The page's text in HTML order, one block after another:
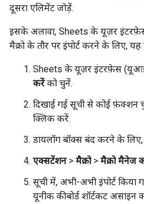
दूसरा एलिमेंट जोड़ें.
इसके अलावा, Sheets के यूज़र
मैक्रो के तौर पर इंपोर्ट करने के लिए,
Sheets के यूज़र इंटरफ़ेस
करेंको चुनें.
दिखाई गई सूची से कोई फ़ंक्शन
क्लिक करें.
डायलॉग बॉक्स बंद करने के लिए,
एक्सटेंशन > मैक्रो > मैक्रो मैनेज
सूची में, अभी-अभी इंपोर्ट किया
यूनीक कीबोर्ड शॉर्टकट असाइन